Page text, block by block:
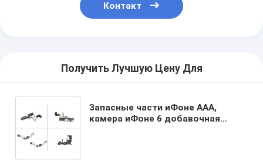
Контакт
Получить Лучшую Цену Для
Запасные части иФоне ААА,
камера иФоне 6 добавочная